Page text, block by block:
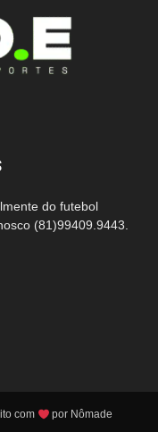
do futebol
(81)99409.9443.
com
por Nômade